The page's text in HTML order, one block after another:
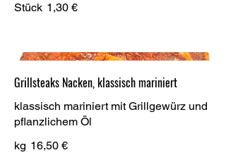
Stück 1,30 €
Grillsteaks Nacken, klassisch mariniert
klassisch mariniert mit Grillgewürz und
pflanzlichem Öl
kg 16,50 €